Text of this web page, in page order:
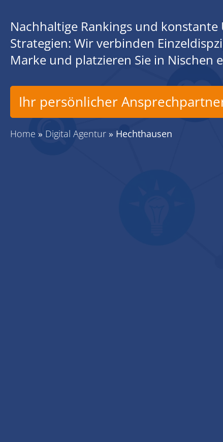
Nachhaltige Rankings und
Strategien: Wir verbinden
Marke und platzieren Sie in
Ihr persönlicher
Home » Digital Agentur » Hechthausen